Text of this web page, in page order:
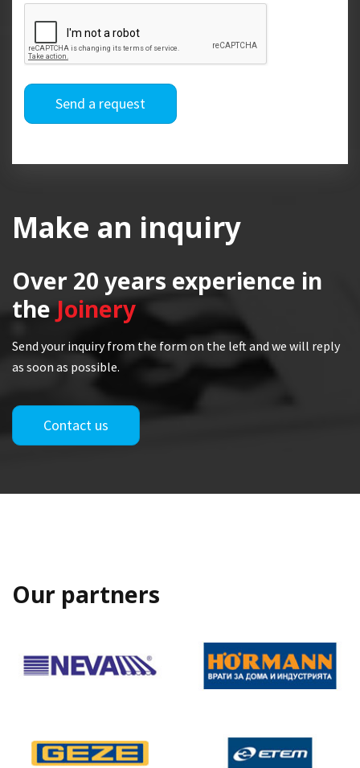
Send a request
Make an inquiry
Over 20 years experience in
theJoinery
Send your inquiry from the form on the left and we will reply
as soon as possible.
Contact us
Our partners